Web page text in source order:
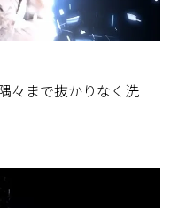
々まで抜かりなく洗